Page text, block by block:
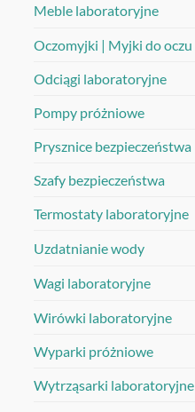
Meble laboratoryjne
Oczomyjki | Myjki do oczu
Odciągi laboratoryjne
Pompy próżniowe
Prysznice bezpieczeństwa
Szafy bezpieczeństwa
Termostaty laboratoryjne
Uzdatnianie wody
Wagi laboratoryjne
Wirówki laboratoryjne
Wyparki próżniowe
Wytrząsarki laboratoryjne